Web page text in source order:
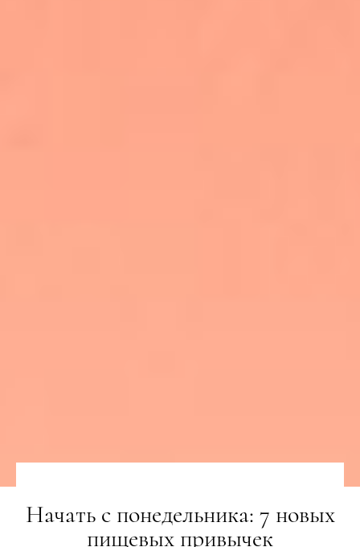
Начать с понедельника: 7 новых
пищевых привычек